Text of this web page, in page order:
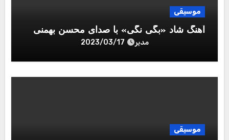
موسیقی
آهنگ شاد «بگی نگی» با صدای محسن بهمنی
مدیر 2023/03/17
موسیقی